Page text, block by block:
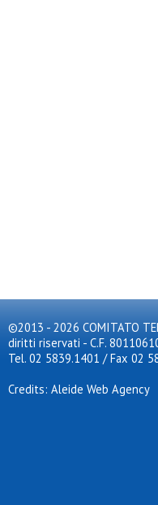
©2013 - 2026 COMITATO
diritti riservati - C.F.
Tel. 02 5839.1401 / Fax 02
Credits: Aleide Web Agency